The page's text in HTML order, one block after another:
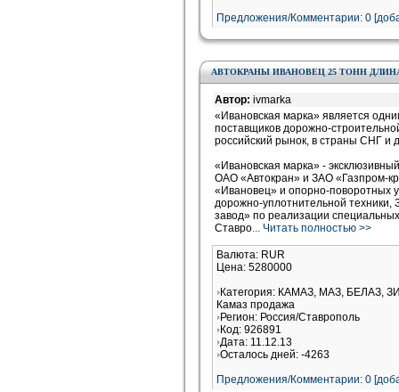
Предложения/Комментарии: 0
АВТОКРАНЫ ИВАНОВЕЦ 25 ТОНН
Автор: ivmarka
«Ивановская марка» является
поставщиков дорожно-
российский рынок, в страны СНГ и
«Ивановская марка» -
ОАО «Автокран» и ЗАО «Газпром-
«Ивановец» и опорно-поворотных
дорожно-уплотнительной
завод» по реализации
Ставро... Читать полностью >>
Валюта: RUR
Цена: 5280000
Категория: КАМАЗ, МАЗ, БЕЛАЗ,
Камаз продажа
Регион: Россия/Ставрополь
Код: 926891
Дата: 11.12.13
Осталось дней: -4263
Предложения/Комментарии: 0